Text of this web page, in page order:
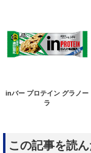
inバー プロテイン グラノー
ラ
この記事を読